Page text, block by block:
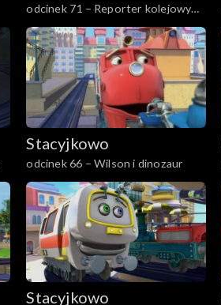
odcinek 71 – Reporter kolejowy
Wilson
Stacyjkowo
odcinek 66 – Wilson i dinozaur
Stacyjkowo